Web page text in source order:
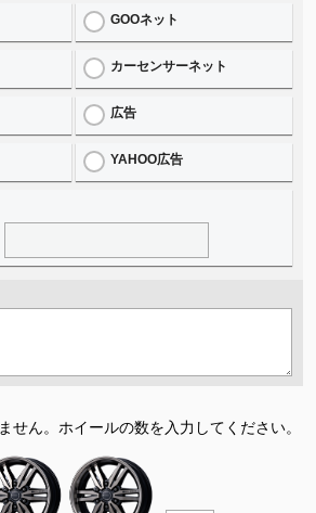
GOOネット
カーセンサーネット
広告
YAHOO広告
せん。 ホイールの数を入力してください。